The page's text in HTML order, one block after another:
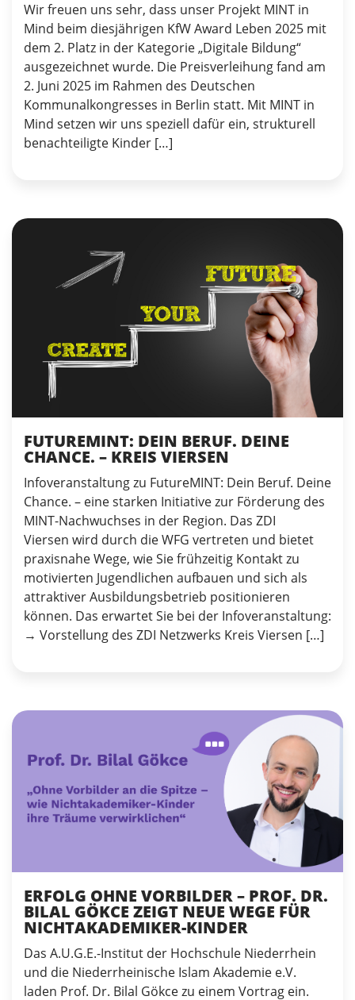
Wir freuen uns sehr, dass unser Projekt MINT in
Mind beim diesjährigen KfW Award Leben 2025 mit
dem 2. Platz in der Kategorie „Digitale Bildung“
ausgezeichnet wurde. Die Preisverleihung fand am
2. Juni 2025 im Rahmen des Deutschen
Kommunalkongresses in Berlin statt. Mit MINT in
Mind setzen wir uns speziell dafür ein, strukturell
benachteiligte Kinder […]
FUTUREMINT: DEIN BERUF. DEINE
CHANCE. – KREIS VIERSEN
Infoveranstaltung zu FutureMINT: Dein Beruf. Deine
Chance. – eine starken Initiative zur Förderung des
MINT-Nachwuchses in der Region. Das ZDI
Viersen wird durch die WFG vertreten und bietet
praxisnahe Wege, wie Sie frühzeitig Kontakt zu
motivierten Jugendlichen aufbauen und sich als
attraktiver Ausbildungsbetrieb positionieren
können. Das erwartet Sie bei der Infoveranstaltung:
→ Vorstellung des ZDI Netzwerks Kreis Viersen […]
ERFOLG OHNE VORBILDER – PROF. DR.
BILAL GÖKCE ZEIGT NEUE WEGE FÜR
NICHTAKADEMIKER-KINDER
Das A.U.G.E.-Institut der Hochschule Niederrhein
und die Niederrheinische Islam Akademie e.V.
laden Prof. Dr. Bilal Gökce zu einem Vortrag ein.